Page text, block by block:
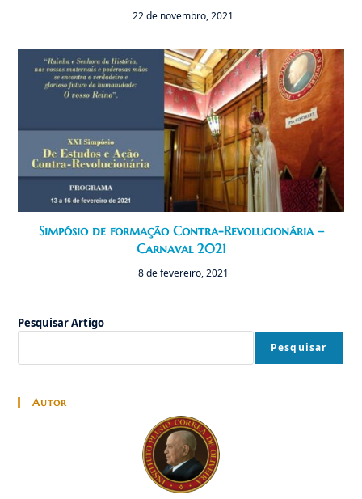
22 de novembro, 2021
Simpósio de formação Contra-Revolucionária –
Carnaval 2021
8 de fevereiro, 2021
Pesquisar Artigo
Pesquisar
Autor